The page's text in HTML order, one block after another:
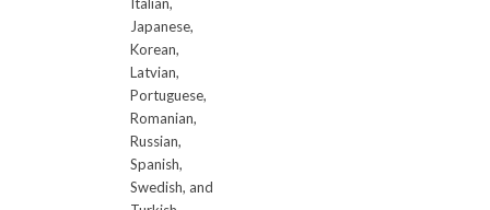
Italian,
Japanese,
Korean,
Latvian,
Portuguese,
Romanian,
Russian,
Spanish,
Swedish, and